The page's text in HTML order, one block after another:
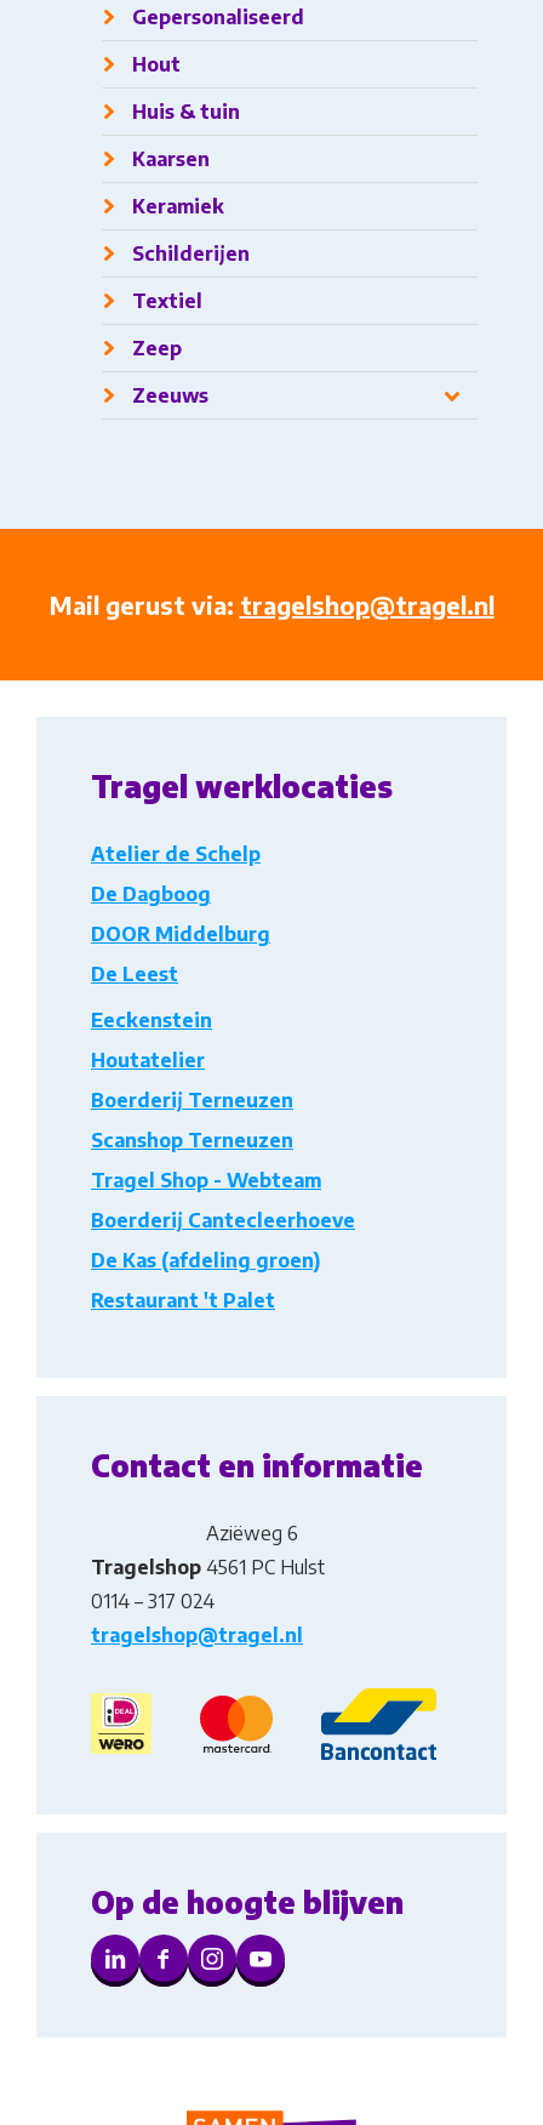
Gepersonaliseerd
Hout
Huis & tuin
Kaarsen
Keramiek
Schilderijen
Textiel
Zeep
Zeeuws
Mail gerust via: tragelshop@tragel.nl
Tragel werklocaties
Atelier de Schelp
De Dagboog
DOOR Middelburg
De Leest
Eeckenstein
Houtatelier
Boerderij Terneuzen
Scanshop Terneuzen
Tragel Shop - Webteam
Boerderij Cantecleerhoeve
De Kas (afdeling groen)
Restaurant 't Palet
Contact en informatie
Tragelshop
Aziëweg 6
4561 PC Hulst
0114 – 317 024
tragelshop@tragel.nl
Op de hoogte blijven